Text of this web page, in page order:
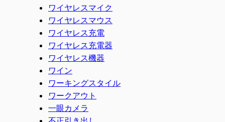
ワイヤレスマイク
ワイヤレスマウス
ワイヤレス充電
ワイヤレス充電器
ワイヤレス機器
ワイン
ワーキングスタイル
ワークアウト
一眼カメラ
不正引き出し